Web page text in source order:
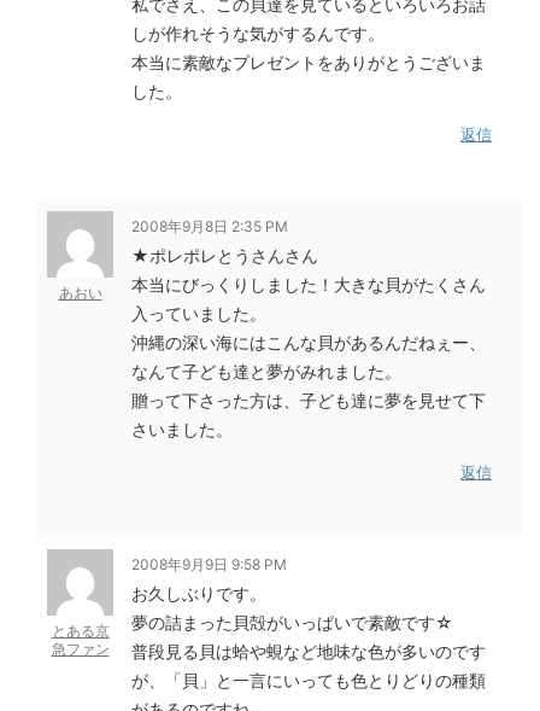
しが作れそうな気がするんです。
本当に素敵なプレゼントをありがとうございま
した。
返信
あおい
2008年9月8日 2:35 PM
★ポレポレとうさんさん
本当にびっくりしました！大きな貝がたくさん
入っていました。
沖縄の深い海にはこんな貝があるんだねぇー、
なんて子ども達と夢がみれました。
贈って下さった方は、子ども達に夢を見せて下
さいました。
返信
とある京
急ファン
2008年9月9日 9:58 PM
お久しぶりです。
夢の詰まった貝殻がいっぱいで素敵です☆
普段見る貝は蛤や蜆など地味な色が多いのです
が、「貝」と一言にいっても色とりどりの種類